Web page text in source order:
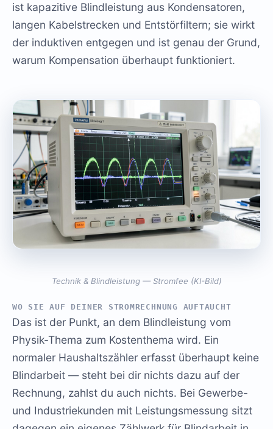
ist kapazitive Blindleistung aus Kondensatoren,
langen Kabelstrecken und Entstörfiltern; sie wirkt
der induktiven entgegen und ist genau der Grund,
warum Kompensation überhaupt funktioniert.
Technik & Blindleistung — Stromfee (KI-Bild)
WO SIE AUF DEINER STROMRECHNUNG AUFTAUCHT
Das ist der Punkt, an dem Blindleistung vom
Physik-Thema zum Kostenthema wird. Ein
normaler Haushaltszähler erfasst überhaupt keine
Blindarbeit — steht bei dir nichts dazu auf der
Rechnung, zahlst du auch nichts. Bei Gewerbe-
und Industriekunden mit Leistungsmessung sitzt